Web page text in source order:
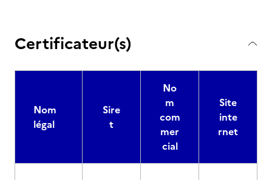
Certificateur(s)
Nom
légal
Sire
t
No
m
com
mer
cial
Site
inte
rnet